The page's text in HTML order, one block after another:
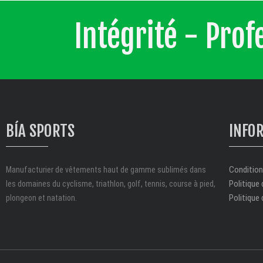
Intégrité -
BÍA SPORTS
Manufacturier de vêtements haut de gamme sublimés dans
les domaines du cyclisme, triathlon, golf, tennis, course à pied,
plongeon et natation.
Politique
Politique